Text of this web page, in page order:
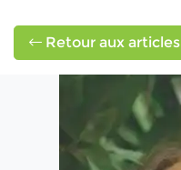
Retour aux articles